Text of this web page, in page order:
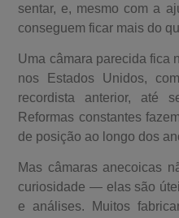
sentar, e, mesmo com a
conseguem ficar mais do
Uma câmara parecida fica
nos Estados Unidos,
recordista anterior, até
Reformas constantes
de posição ao longo dos
Mas câmaras anecoicas
curiosidade — elas são
e análises. Muitos